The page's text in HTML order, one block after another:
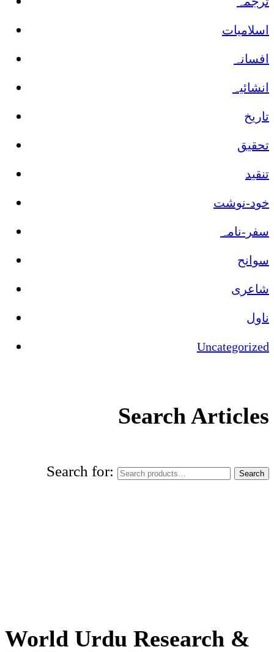
اسلامیات
افسانہ
انشائیہ
تاریخ
تحقیق
تنقید
خود-نوشت
سفر-نامہ
سوانح
شاعری
ناول
Uncategorized
Search Articles
Search for: Search
World Urdu Research &